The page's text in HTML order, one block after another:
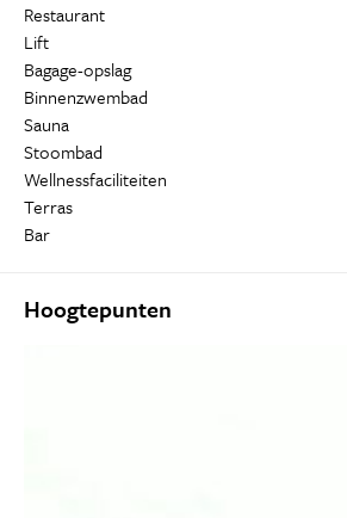
Restaurant
Lift
Bagage-opslag
Binnenzwembad
Sauna
Stoombad
Wellnessfaciliteiten
Terras
Bar
Hoogtepunten